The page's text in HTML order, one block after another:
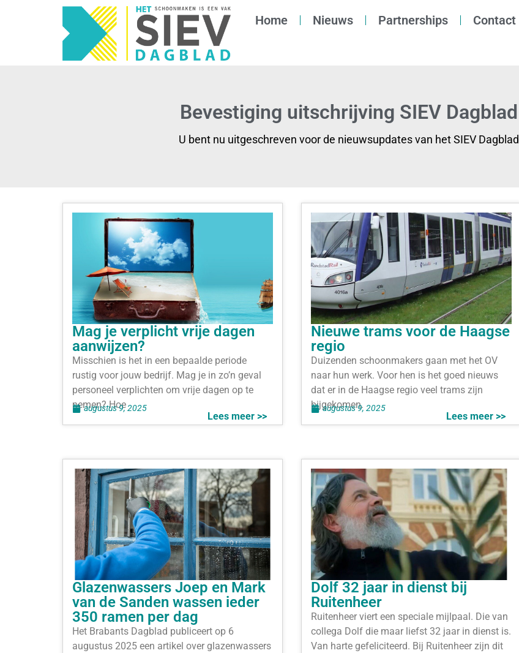
Home Nieuws Partnerships Contact
Bevestiging uitschrijving SIEV Dagblad
U bent nu uitgeschreven voor de nieuwsupdates van het SIEV Dagblad
Mag je verplicht vrije dagen
aanwijzen?
Misschien is het in een bepaalde periode
rustig voor jouw bedrijf. Mag je in zo’n geval
personeel verplichten om vrije dagen op te
nemen? Hoe
Lees meer >>
augustus 9, 2025
Nieuwe trams voor de Haagse
regio
Duizenden schoonmakers gaan met het OV
naar hun werk. Voor hen is het goed nieuws
dat er in de Haagse regio veel trams zijn
bijgekomen.
Lees meer >>
augustus 9, 2025
Glazenwassers Joep en Mark
van de Sanden wassen ieder
350 ramen per dag
Het Brabants Dagblad publiceert op 6
augustus 2025 een artikel over glazenwassers
Dolf 32 jaar in dienst bij
Ruitenheer
Ruitenheer viert een speciale mijlpaal. Die van
collega Dolf die maar liefst 32 jaar in dienst is.
Van harte gefeliciteerd. Bij Ruitenheer zijn dit